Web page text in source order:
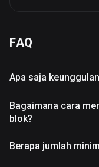
FAQ
Apa saja
Bagaimana cara
blok?
Berapa jumlah